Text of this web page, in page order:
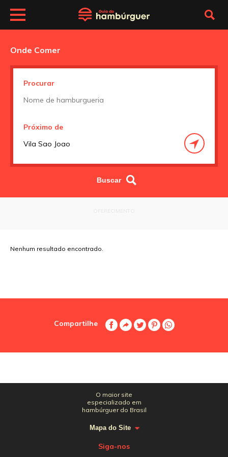
Onde Comer
Procurar
Próximo de
Nenhum resultado encontrado.
Compartilhe
O maior site
especializado em
hambúrguer do Brasil
Mapa do Site
Siga-nos